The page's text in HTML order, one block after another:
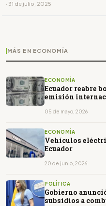
· 31 de julio, 2025
MÁS EN ECONOMÍA
ECONOMÍA
Ecuador reabre
emisión
05 de mayo, 2026
ECONOMÍA
Vehículos
Ecuador
20 de junio, 2026
POLÍTICA
Gobierno
subsidios a